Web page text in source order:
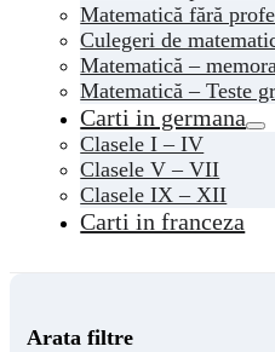
Matematică fără
Culegeri de
Matematică –
Matematică – Teste
Carti in germana
Clasele I – IV
Clasele V – VII
Clasele IX – XII
Carti in franceza
Arata filtre